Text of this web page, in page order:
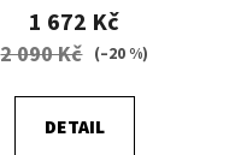
1 672 Kč
2 090 Kč (–20 %)
DETAIL